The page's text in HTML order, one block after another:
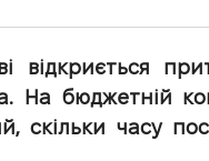
відкриється
На бюджетній
скільки часу